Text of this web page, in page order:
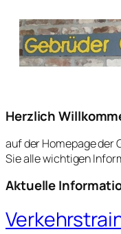
Herzlich
auf der Homepage der
Sie alle wichtigen
Aktuelle